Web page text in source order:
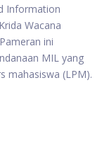
Information
Wacana
ini
MIL yang
mahasiswa (LPM).